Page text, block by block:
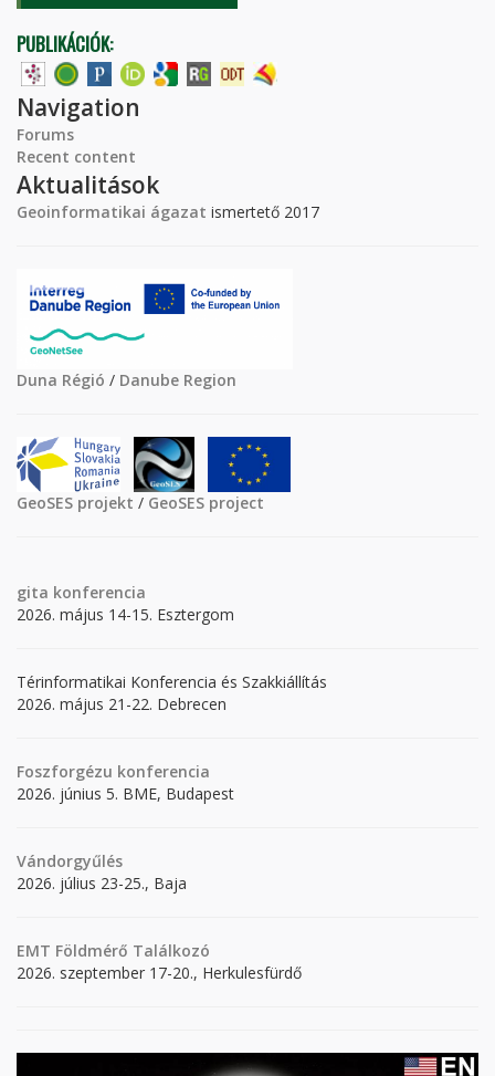
PUBLIKÁCIÓK:
Navigation
Forums
Recent content
Aktualitások
Geoinformatikai ágazat ismertető 2017
Duna Régió / Danube Region
GeoSES projekt / GeoSES project
gita konferencia
2026. május 14-15. Esztergom
Térinformatikai Konferencia és Szakkiállítás
2026. május 21-22. Debrecen
Foszforgézu konferencia
2026. június 5. BME, Budapest
Vándorgyűlés
2026. július 23-25., Baja
EMT Földmérő Találkozó
2026. szeptember 17-20., Herkulesfürdő